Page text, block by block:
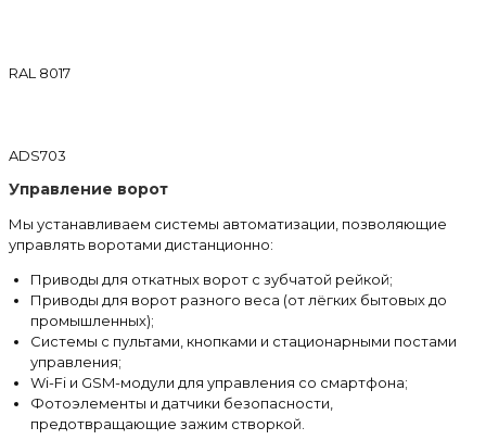
RAL 8017
ADS703
Управление ворот
Мы устанавливаем системы автоматизации, позволяющие
управлять воротами дистанционно:
Приводы для откатных ворот с зубчатой рейкой;
Приводы для ворот разного веса (от лёгких бытовых до
промышленных);
Системы с пультами, кнопками и стационарными постами
управления;
Wi-Fi и GSM-модули для управления со смартфона;
Фотоэлементы и датчики безопасности,
предотвращающие зажим створкой.